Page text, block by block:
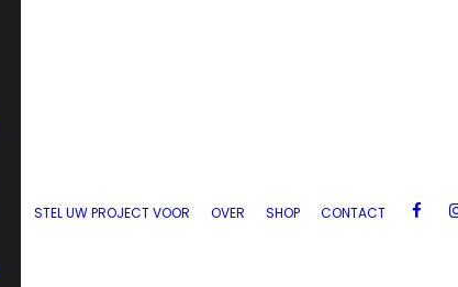
STEL UW PROJECT VOOR OVER SHOP CONTACT